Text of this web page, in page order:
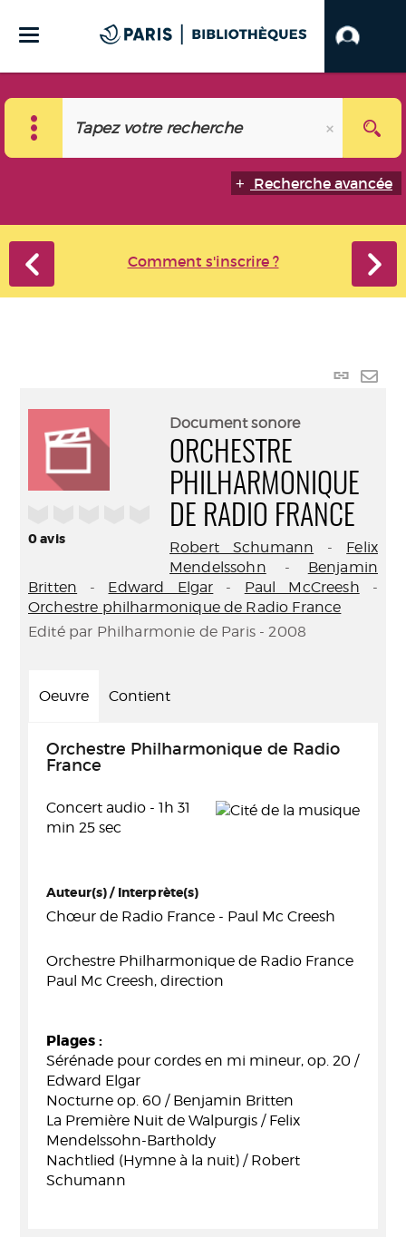
Recherche avancée
Comment s'inscrire ?
Lien
0avis
Document sonore
ORCHESTRE
PHILHARMONIQUE
DE RADIO FRANCE
Robert Schumann - Felix
Mendelssohn - Benjamin
Britten - Edward Elgar - Paul McCreesh -
Orchestre philharmonique de Radio France
Edité par Philharmonie de Paris - 2008
Oeuvre Contient
Orchestre Philharmonique de Radio
France
Concert audio - 1h 31
min 25 sec
Auteur(s) / Interprète(s)
Chœur de Radio France - Paul Mc Creesh
Orchestre Philharmonique de Radio France
Paul Mc Creesh, direction
Plages :
Sérénade pour cordes en mi mineur, op. 20 /
Edward Elgar
Nocturne op. 60 / Benjamin Britten
La Première Nuit de Walpurgis / Felix
Mendelssohn-Bartholdy
Nachtlied (Hymne à la nuit) / Robert
Schumann